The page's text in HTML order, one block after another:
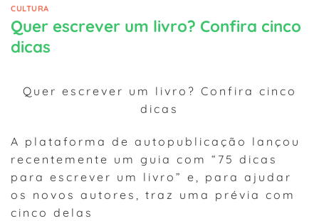
CULTURA
Quer escrever um livro? Confira cinco
dicas
Quer escrever um livro? Confira cinco
dicas
A plataforma de autopublicação lançou
recentemente um guia com “75 dicas
para escrever um livro” e, para ajudar
os novos autores, traz uma prévia com
cinco delas